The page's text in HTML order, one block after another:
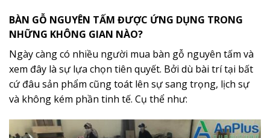
BÀN GỖ NGUYÊN TẤM ĐƯỢC ỨNG DỤNG TRONG
NHỮNG KHÔNG GIAN NÀO?
Ngày càng có nhiều người mua bàn gỗ nguyên tấm và
xem đây là sự lựa chọn tiên quyết. Bởi dù bài trí tại bất
cứ đâu sản phẩm cũng toát lên sự sang trọng, lịch sự
và không kém phần tinh tế. Cụ thể như: